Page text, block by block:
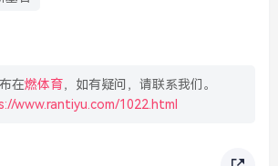
在燃体育，如有疑问，请联系我们。
www.rantiyu.com/1022.html